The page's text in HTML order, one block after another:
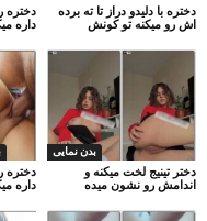
دختره
داره
دختره با دلیدو دراز تا ته برده
اش رو میکنه تو کونش
دختره
داره
بدن نمایی
دختر تینیج لخت میکنه و
اندامش رو نشون میده